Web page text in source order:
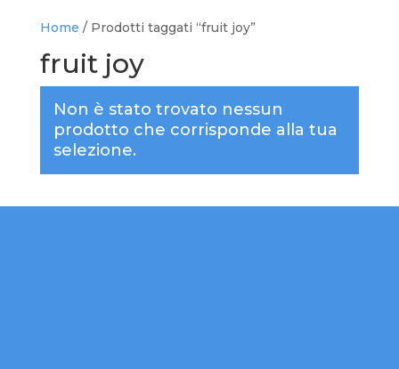
Home / Prodotti taggati “fruit joy”
fruit joy
Non è stato trovato nessun
prodotto che corrisponde alla tua
selezione.